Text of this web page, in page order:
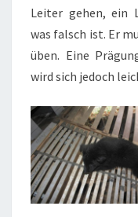
Leiter gehen, ein
was falsch ist. Er
üben. Eine
wird sich jedoch